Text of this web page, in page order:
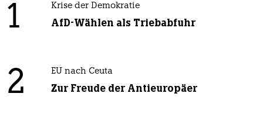
1 Krise der Demokratie
AfD-Wählen als Triebabfuhr
2 EU nach Ceuta
Zur Freude der Antieuropäer